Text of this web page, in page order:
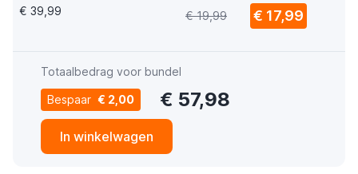
€ 39,99 € 19,99 € 17,99
Totaalbedrag voor bundel
Bespaar € 2,00 € 57,98
In winkelwagen